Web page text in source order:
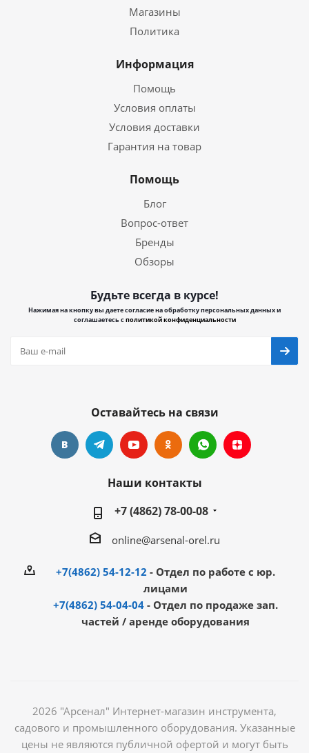
Магазины
Политика
Информация
Помощь
Условия оплаты
Условия доставки
Гарантия на товар
Помощь
Блог
Вопрос-ответ
Бренды
Обзоры
Будьте всегда в курсе!
Нажимая на кнопку вы даете согласие на обработку персональных данных и
соглашаетесь сполитикой конфиденциальности
Оставайтесь на связи
Наши контакты
+7 (4862) 78-00-08
online@arsenal-orel.ru
+7(4862) 54-12-12 - Отдел по работе с юр.
лицами
+7(4862) 54-04-04 - Отдел по продаже зап.
частей / аренде оборудования
2026 "Арсенал" Интернет-магазин инструмента,
садового и промышленного оборудования. Указанные
цены не являются публичной офертой и могут быть